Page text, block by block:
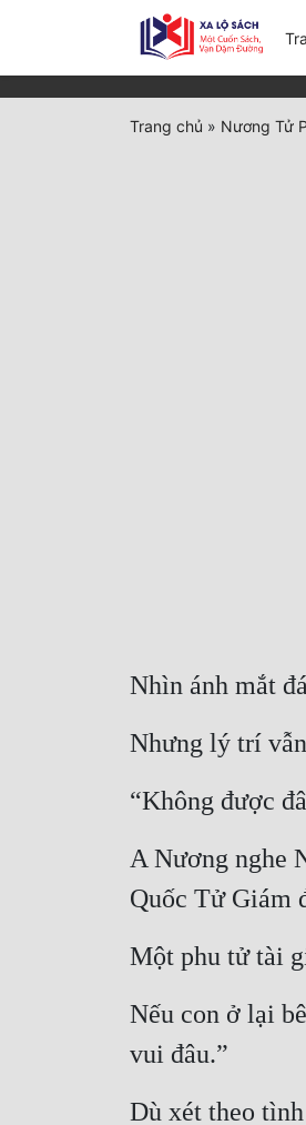
Trang chủ » Nương Tử
Nhìn ánh mắt
Nhưng lý trí
“Không được
A Nương nghe
Quốc Tử Giám
Một phu tử tài
Nếu con ở lại
vui đâu.”
Dù xét theo